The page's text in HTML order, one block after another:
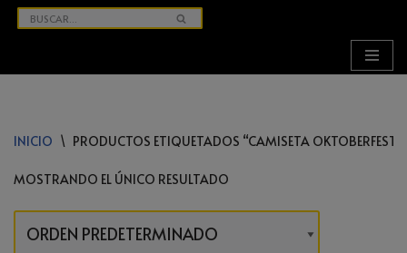
AL
INICIO \ PRODUCTOS ETIQUETADOS “CAMISETA OKTOBERFEST”
MOSTRANDO EL ÚNICO RESULTADO